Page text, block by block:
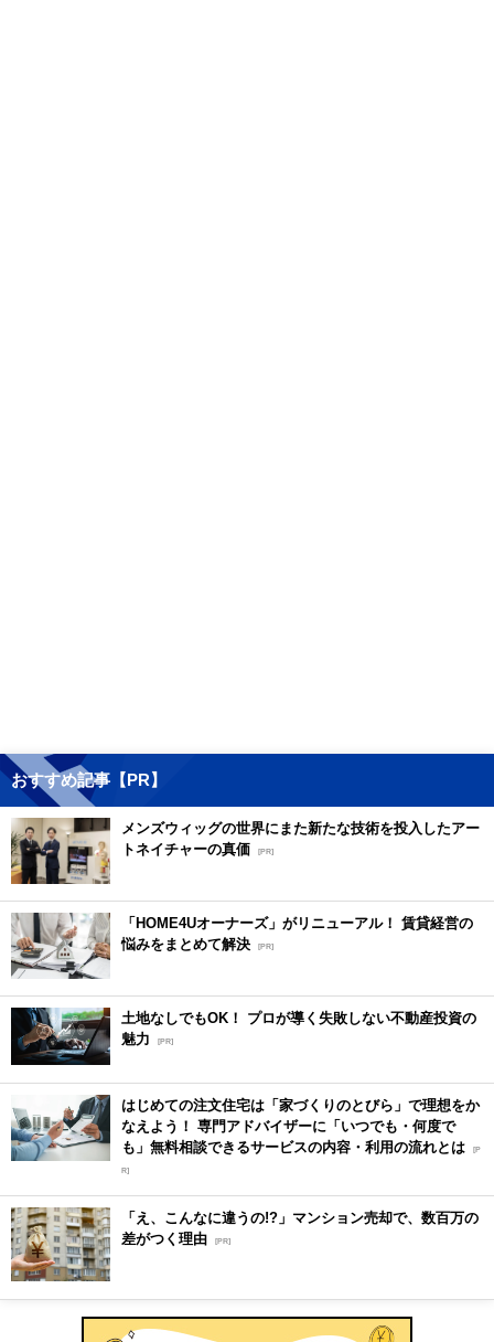
おすすめ記事【PR】
メンズウィッグの世界にまた新たな技術を投入したアー
トネイチャーの真価 [PR]
「HOME4Uオーナーズ」がリニューアル！ 賃貸経営の
悩みをまとめて解決 [PR]
土地なしでもOK！ プロが導く失敗しない不動産投資の
魅力
[PR]
はじめての注文住宅は「家づくりのとびら」で理想をか
なえよう！ 専門アドバイザーに「いつでも・何度で
も」無料相談できるサービスの内容・利用の流れとは [P
R]
「え、こんなに違うの!?」マンション売却で、数百万の
差がつく理由 [PR]